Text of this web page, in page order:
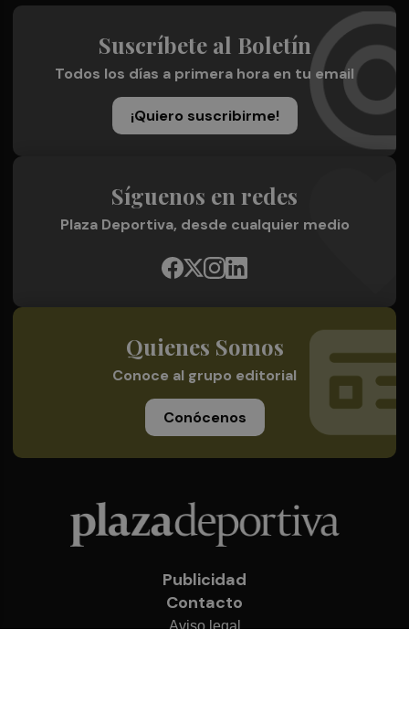
Suscríbete al Boletín
Todos los días a primera hora en tu email
¡Quiero suscribirme!
Síguenos en redes
Plaza Deportiva, desde cualquier medio
Quienes Somos
Conoce al grupo editorial
Conócenos
Publicidad
Contacto
Aviso legal